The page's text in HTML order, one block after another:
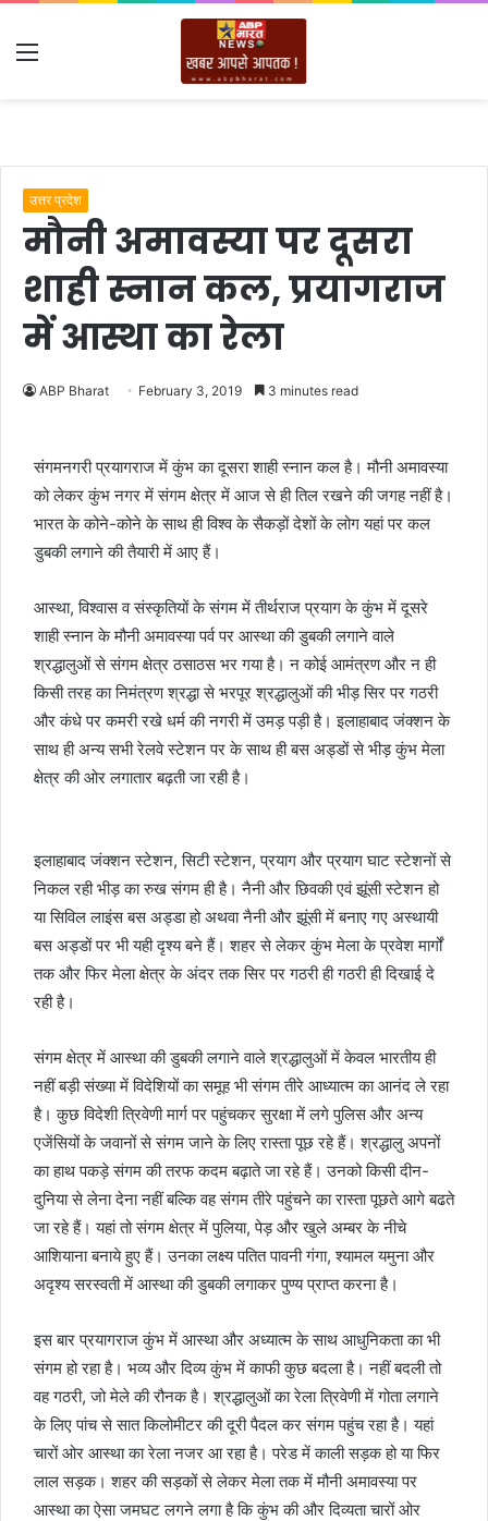
Menu
उत्तर प्रदेश
मौनी अमावस्या पर दूसरा
शाही स्नान कल, प्रयागराज
में आस्था का रेला
ABP Bharat February 3, 2019 3 minutes read
संगमनगरी प्रयागराज में कुंभ का दूसरा शाही स्नान कल है। मौनी अमावस्या
को लेकर कुंभ नगर में संगम क्षेत्र में आज से ही तिल रखने की जगह नहीं है।
भारत के कोने-कोने के साथ ही विश्व के सैकड़ों देशों के लोग यहां पर कल
डुबकी लगाने की तैयारी में आए हैं।
आस्था, विश्वास व संस्कृतियों के संगम में तीर्थराज प्रयाग के कुंभ में दूसरे
शाही स्नान के मौनी अमावस्या पर्व पर आस्था की डुबकी लगाने वाले
श्रद्धालुओं से संगम क्षेत्र ठसाठस भर गया है। न कोई आमंत्रण और न ही
किसी तरह का निमंत्रण श्रद्धा से भरपूर श्रद्धालुओं की भीड़ सिर पर गठरी
और कंधे पर कमरी रखे धर्म की नगरी में उमड़ पड़ी है। इलाहाबाद जंक्शन के
साथ ही अन्य सभी रेलवे स्टेशन पर के साथ ही बस अड्डों से भीड़ कुंभ मेला
क्षेत्र की ओर लगातार बढ़ती जा रही है।
इलाहाबाद जंक्शन स्टेशन, सिटी स्टेशन, प्रयाग और प्रयाग घाट स्टेशनों से
निकल रही भीड़ का रुख संगम ही है। नैनी और छिवकी एवं झूंसी स्टेशन हो
या सिविल लाइंस बस अड्डा हो अथवा नैनी और झूंसी में बनाए गए अस्थायी
बस अड्डों पर भी यही दृश्य बने हैं। शहर से लेकर कुंभ मेला के प्रवेश मार्गों
तक और फिर मेला क्षेत्र के अंदर तक सिर पर गठरी ही गठरी ही दिखाई दे
रही है।
संगम क्षेत्र में आस्था की डुबकी लगाने वाले श्रद्धालुओं में केवल भारतीय ही
नहीं बड़ी संख्या में विदेशियों का समूह भी संगम तीरे आध्यात्म का आनंद ले रहा
है। कुछ विदेशी त्रिवेणी मार्ग पर पहुंचकर सुरक्षा में लगे पुलिस और अन्य
एजेंसियों के जवानों से संगम जाने के लिए रास्ता पूछ रहे हैं। श्रद्धालु अपनों
का हाथ पकड़े संगम की तरफ कदम बढ़ाते जा रहे हैं। उनको किसी दीन-
दुनिया से लेना देना नहीं बल्कि वह संगम तीरे पहुंचने का रास्ता पूछते आगे बढते
जा रहे हैं। यहां तो संगम क्षेत्र में पुलिया, पेड़ और खुले अम्बर के नीचे
आशियाना बनाये हुए हैं। उनका लक्ष्य पतित पावनी गंगा, श्यामल यमुना और
अदृश्य सरस्वती में आस्था की डुबकी लगाकर पुण्य प्राप्त करना है।
इस बार प्रयागराज कुंभ में आस्था और अध्यात्म के साथ आधुनिकता का भी
संगम हो रहा है। भव्य और दिव्य कुंभ में काफी कुछ बदला है। नहीं बदली तो
वह गठरी, जो मेले की रौनक है। श्रद्धालुओं का रेला त्रिवेणी में गोता लगाने
के लिए पांच से सात किलोमीटर की दूरी पैदल कर संगम पहुंच रहा है। यहां
चारों ओर आस्था का रेला नजर आ रहा है। परेड में काली सड़क हो या फिर
लाल सड़क। शहर की सड़कों से लेकर मेला तक में मौनी अमावस्या पर
आस्था का ऐसा जमघट लगने लगा है कि कुंभ की और दिव्यता चारों ओर